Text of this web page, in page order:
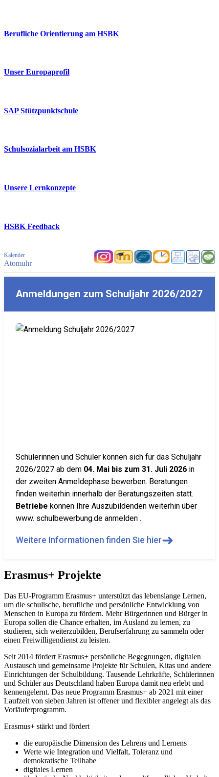
Berufliche Orientierung am HSBK
Unser Europaprofil
SAP Stützpunktschule
Schulsozialarbeit am HSBK
Unsere Lernkonzepte
HSBK Feedback
Kalender
Atomuhr
Anmeldungen zum Schuljahr 2026/2027
Schülerinnen und Schüler können sich für das Schuljahr
2026/2027 ab dem 04. Mai bis zum 31. Juli 2026 in
der zweiten Anmeldephase bewerben. Beratungen
finden weiterhin innerhalb der Beratungszeiten statt.
Betriebe können Ihre Auszubildenden weiterhin über
www. schulbewerbung.de anmelden .
Weitere Informationen finden Sie hier➜
Erasmus+ Projekte
Das EU-Programm Erasmus+ unterstützt das lebenslange Lernen,
um die schulische, berufliche und persönliche Entwicklung von
Menschen in Europa zu fördern. Mehr Bürgerinnen und Bürger in
Europa sollen die Chance erhalten, im Ausland zu lernen, zu
studieren, sich weiterzubilden, Berufserfahrung zu sammeln oder
einen Freiwilligendienst zu leisten.
Seit 2014 fördert Erasmus+ persönliche Begegnungen, digitalen
Austausch und gemeinsame Projekte für Schulen, Kitas und andere
Einrichtungen der Schulbildung. Tausende Lehrkräfte, Schülerinnen
und Schüler aus Deutschland haben Europa damit neu erlebt und
kennengelernt. Das neue Programm Erasmus+ ab 2021 mit einer
Laufzeit von sieben Jahren ist offener und flexibler angelegt als das
Vorläuferprogramm.
Erasmus+ stärkt und fördert
die europäische Dimension des Lehrens und Lernens
Werte wie Integration und Vielfalt, Toleranz und
demokratische Teilhabe
digitales Lernen